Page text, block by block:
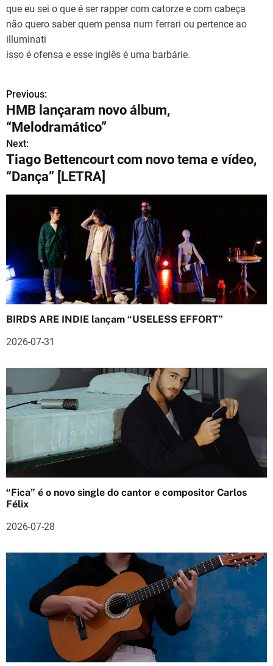
que eu sei o que é ser rapper com catorze e com cabeça
não quero saber quem pensa num ferrari ou pertence ao
illuminati
isso é ofensa e esse inglês é uma barbárie.
N
a
v
e
g
ã
o
d
t
i
g
o
s
Previous:
HMB lançaram novo álbum,
“Melodramático”
Next:
Tiago Bettencourt com novo tema e vídeo,
“Dança” [LETRA]
BIRDS ARE INDIE lançam “USELESS EFFORT”
2026-07-31
“Fica” é o novo single do cantor e compositor Carlos
Félix
2026-07-28